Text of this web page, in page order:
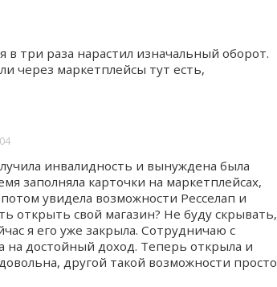
в три раза нарастил изначальный оборот.
через маркетплейсы тут есть,
инвалидность и вынуждена была
заполняла карточки на маркетплейсах,
увидела возможности Ресселап и
открыть свой магазин? Не буду скрывать,
я его уже закрыла. Сотрудничаю с
достойный доход. Теперь открыла и
другой такой возможности просто